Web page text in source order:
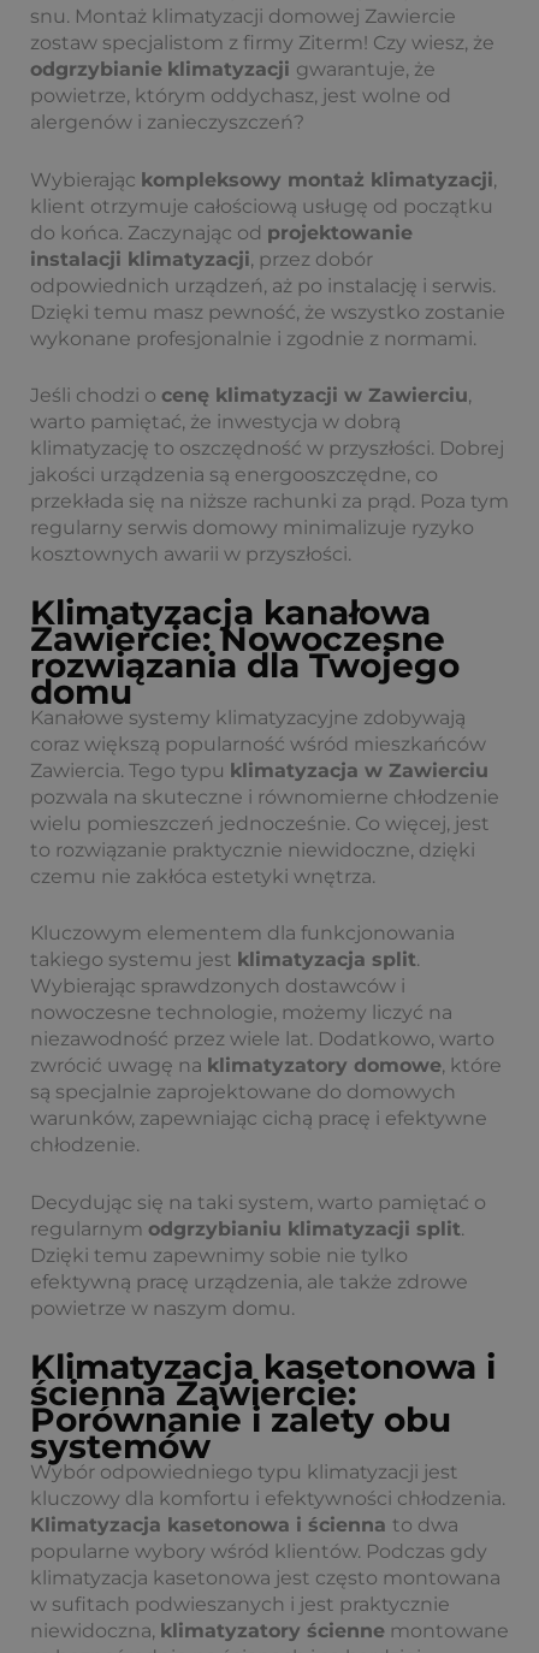
snu. Montaż klimatyzacji domowej Zawiercie
zostaw specjalistom z firmy Ziterm! Czy wiesz, że
odgrzybianie klimatyzacji gwarantuje, że
powietrze, którym oddychasz, jest wolne od
alergenów i zanieczyszczeń?
Wybierając kompleksowy montaż klimatyzacji,
klient otrzymuje całościową usługę od początku
do końca. Zaczynając od projektowanie
instalacji klimatyzacji, przez dobór
odpowiednich urządzeń, aż po instalację i serwis.
Dzięki temu masz pewność, że wszystko zostanie
wykonane profesjonalnie i zgodnie z normami.
Jeśli chodzi o cenę klimatyzacji w Zawierciu,
warto pamiętać, że inwestycja w dobrą
klimatyzację to oszczędność w przyszłości. Dobrej
jakości urządzenia są energooszczędne, co
przekłada się na niższe rachunki za prąd. Poza tym
regularny serwis domowy minimalizuje ryzyko
kosztownych awarii w przyszłości.
Klimatyzacja kanałowa
Zawiercie: Nowoczesne
rozwiązania dla Twojego
domu
Kanałowe systemy klimatyzacyjne zdobywają
coraz większą popularność wśród mieszkańców
Zawiercia. Tego typu klimatyzacja w Zawierciu
pozwala na skuteczne i równomierne chłodzenie
wielu pomieszczeń jednocześnie. Co więcej, jest
to rozwiązanie praktycznie niewidoczne, dzięki
czemu nie zakłóca estetyki wnętrza.
Kluczowym elementem dla funkcjonowania
takiego systemu jest klimatyzacja split.
Wybierając sprawdzonych dostawców i
nowoczesne technologie, możemy liczyć na
niezawodność przez wiele lat. Dodatkowo, warto
zwrócić uwagę na klimatyzatory domowe, które
są specjalnie zaprojektowane do domowych
warunków, zapewniając cichą pracę i efektywne
chłodzenie.
Decydując się na taki system, warto pamiętać o
regularnym odgrzybianiu klimatyzacji split.
Dzięki temu zapewnimy sobie nie tylko
efektywną pracę urządzenia, ale także zdrowe
powietrze w naszym domu.
Klimatyzacja kasetonowa i
ścienna Zawiercie:
Porównanie i zalety obu
systemów
Wybór odpowiedniego typu klimatyzacji jest
kluczowy dla komfortu i efektywności chłodzenia.
Klimatyzacja kasetonowa i ścienna to dwa
popularne wybory wśród klientów. Podczas gdy
klimatyzacja kasetonowa jest często montowana
w sufitach podwieszanych i jest praktycznie
niewidoczna, klimatyzatory ścienne montowane